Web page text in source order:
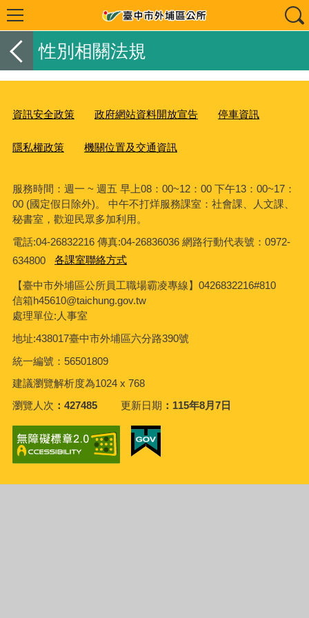
性別相關法規
資訊安全政策 政府網站資料開放宣告 停車資訊
隱私權政策 機關位置及交通資訊
服務時間：週一 ~ 週五 早上08：00~12：00 下午13：00~17：
00 (國定假日除外)。 中午不打烊服務課室：社會課、人文課、
秘書室，歡迎民眾多加利用。
電話:04-26832216 傳真:04-26836036 網路行動代表號：0972-
634800
各課室聯絡方式
【臺中市外埔區公所員工職場霸凌專線】0426832216#810
信箱h45610@taichung.gov.tw
處理單位:人事室
地址:438017臺中市外埔區六分路390號
統一編號：56501809
建議瀏覽解析度為1024 x 768
瀏覽人次
427485 更新日期 115年8月7日